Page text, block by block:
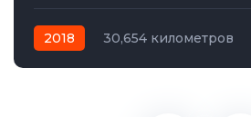
2018 30,654 километров